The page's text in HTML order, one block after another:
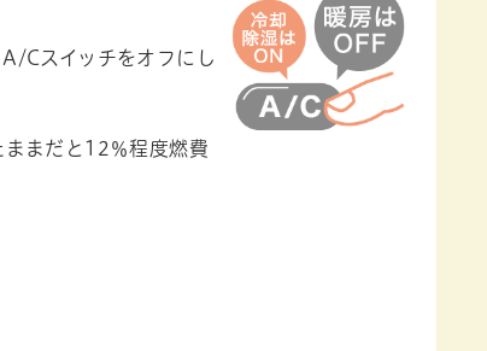
Cスイッチをオフにし
まだと12％程度燃費